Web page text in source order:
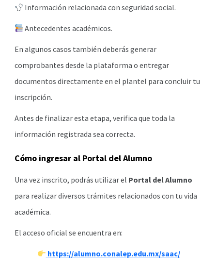
Información relacionada con seguridad social.
Antecedentes académicos.
En algunos casos también deberás generar
comprobantes desde la plataforma o entregar
documentos directamente en el plantel para concluir tu
inscripción.
Antes de finalizar esta etapa, verifica que toda la
información registrada sea correcta.
Cómo ingresar al Portal del Alumno
Una vez inscrito, podrás utilizar el Portal del Alumno
para realizar diversos trámites relacionados con tu vida
académica.
El acceso oficial se encuentra en:
https://alumno.conalep.edu.mx/saac/